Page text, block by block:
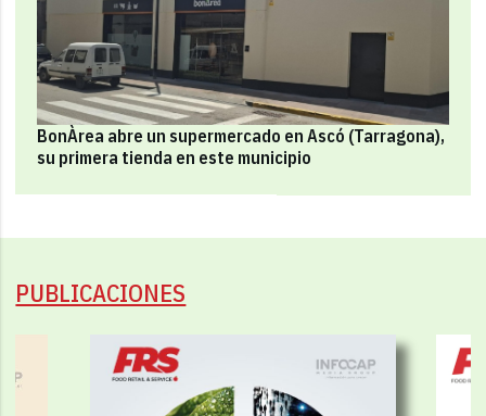
BonÀrea abre un supermercado en Ascó (Tarragona),
su primera tienda en este municipio
PUBLICACIONES